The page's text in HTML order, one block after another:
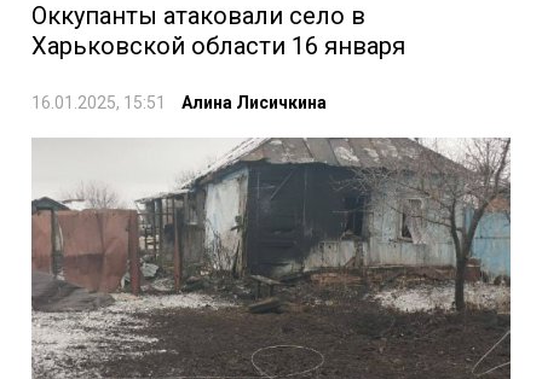
Оккупанты атаковали село в
Харьковской области 16 января
16.01.2025, 15:51 Алина Лисичкина